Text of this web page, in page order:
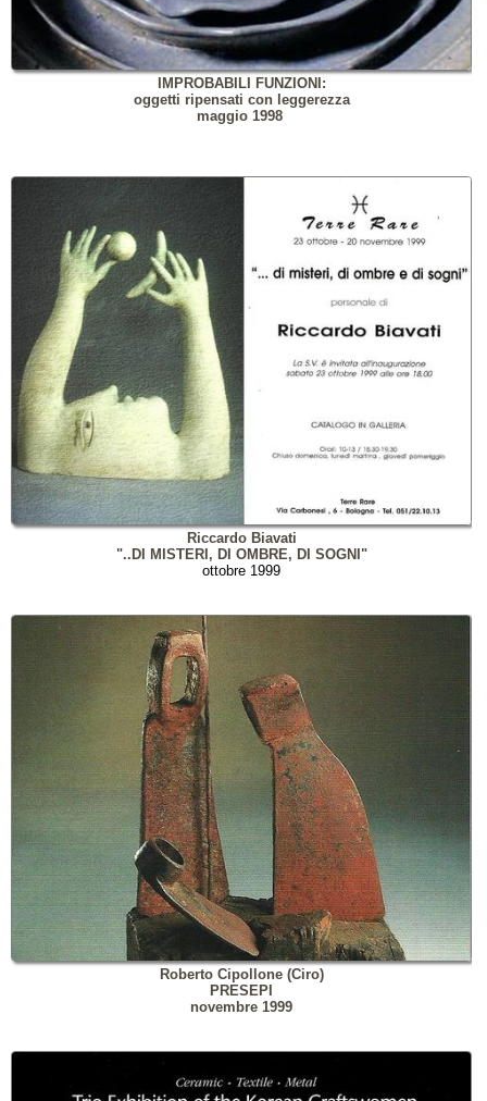
IMPROBABILI FUNZIONI:
oggetti ripensati con leggerezza
maggio 1998
Riccardo Biavati
"..DI MISTERI, DI OMBRE, DI SOGNI"
ottobre 1999
Roberto Cipollone (Ciro)
PRESEPI
novembre 1999